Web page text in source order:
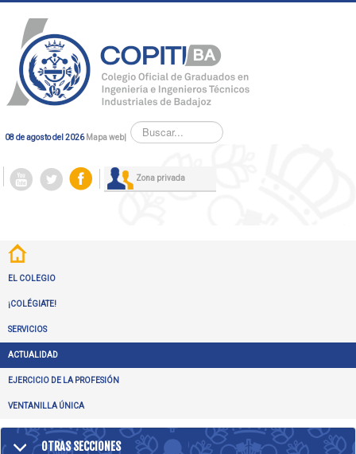
08 de agosto del 2026 Mapa web|
Buscar...
Zona privada
EL COLEGIO
¡COLÉGIATE!
SERVICIOS
ACTUALIDAD
EJERCICIO DE LA PROFESIÓN
VENTANILLA ÚNICA
OTRAS SECCIONES